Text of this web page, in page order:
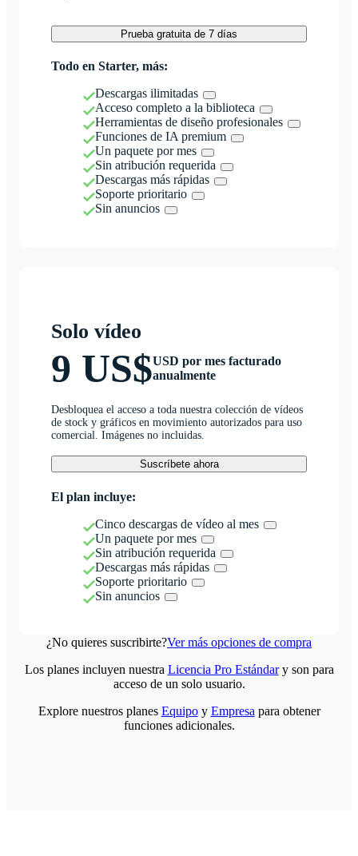
Prueba gratuita de 7 días
Todo en Starter, más:
Descargas ilimitadas
Acceso completo a la biblioteca
Herramientas de diseño profesionales
Funciones de IA premium
Un paquete por mes
Sin atribución requerida
Descargas más rápidas
Soporte prioritario
Sin anuncios
Solo vídeo
9 US$USD por mes facturado
anualmente
Desbloquea el acceso a toda nuestra colección de vídeos
de stock y gráficos en movimiento autorizados para uso
comercial. Imágenes no incluidas.
Suscríbete ahora
El plan incluye:
Cinco descargas de vídeo al mes
Un paquete por mes
Sin atribución requerida
Descargas más rápidas
Soporte prioritario
Sin anuncios
¿No quieres suscribirte?Ver más opciones de compra
Los planes incluyen nuestra Licencia Pro Estándary son para
acceso de un solo usuario.
Explore nuestros planes Equipoy Empresa para obtener
funciones adicionales.